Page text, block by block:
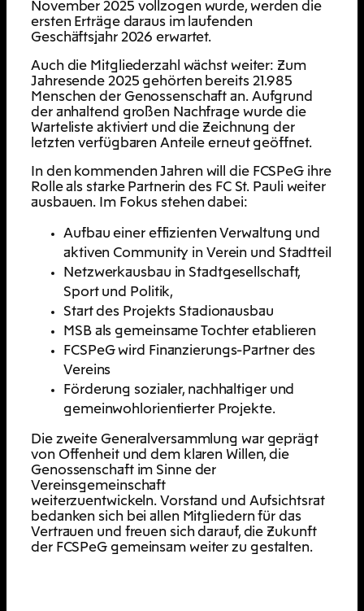
November 2025 vollzogen wurde, werden die
ersten Erträge daraus im laufenden
Geschäftsjahr 2026 erwartet.
Auch die Mitgliederzahl wächst weiter: Zum
Jahresende 2025 gehörten bereits 21.985
Menschen der Genossenschaft an. Aufgrund
der anhaltend großen Nachfrage wurde die
Warteliste aktiviert und die Zeichnung der
letzten verfügbaren Anteile erneut geöffnet.
In den kommenden Jahren will die FCSPeG ihre
Rolle als starke Partnerin des FC St. Pauli weiter
ausbauen. Im Fokus stehen dabei:
Aufbau einer effizienten Verwaltung und
aktiven Community in Verein und Stadtteil
Netzwerkausbau in Stadtgesellschaft,
Sport und Politik,
Start des Projekts Stadionausbau
MSB als gemeinsame Tochter etablieren
FCSPeG wird Finanzierungs-Partner des
Vereins
Förderung sozialer, nachhaltiger und
gemeinwohlorientierter Projekte.
Die zweite Generalversammlung war geprägt
von Offenheit und dem klaren Willen, die
Genossenschaft im Sinne der
Vereinsgemeinschaft
weiterzuentwickeln. Vorstand und Aufsichtsrat
bedanken sich bei allen Mitgliedern für das
Vertrauen und freuen sich darauf, die Zukunft
der FCSPeG gemeinsam weiter zu gestalten.